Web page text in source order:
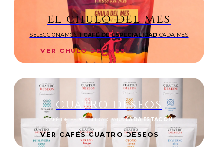
VER CHULO DEL MES
el chulo del mes
SELECCIONAMOS 1 CAFÉ DE ESPECIALIDAD CADA MES
VER CAFÉS CUATRO DESEOS
cuatro deseos
CAFÉ DE ESPECIALIDAD PARACADA ESTACIÓN